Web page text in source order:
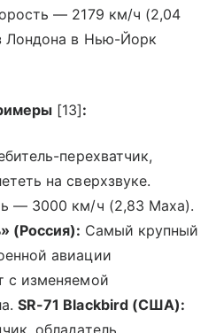
— 2179 км/ч (2,04
Лондона в Нью-Йорк
[13]:
перехватчик,
на сверхзвуке.
— 3000 км/ч (2,83 Маха).
(Россия): Самый крупный
авиации
с изменяемой
SR-71 Blackbird (США):